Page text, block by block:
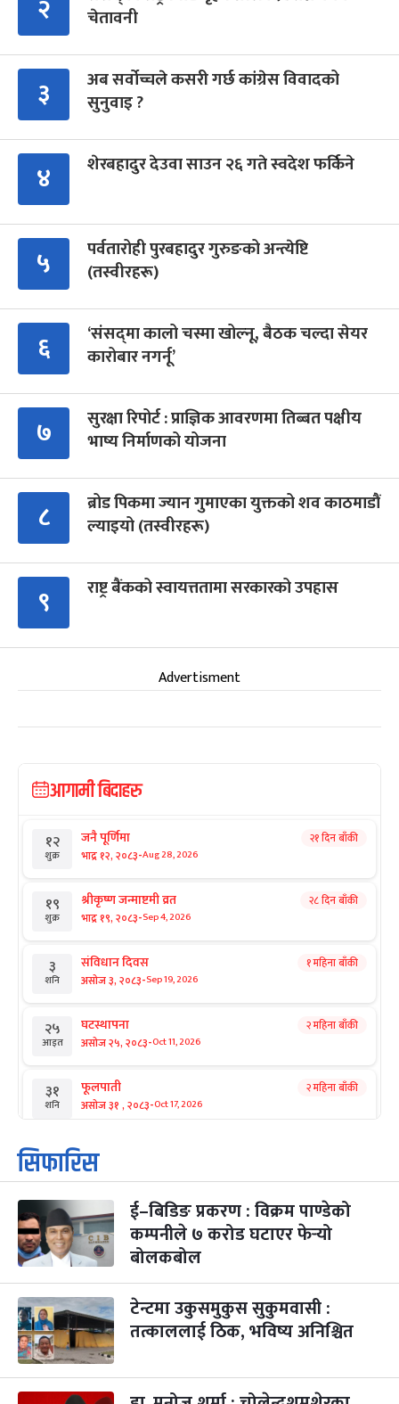
२
चेतावनी
३
अब सर्वोच्चले कसरी गर्छ कांग्रेस विवादको
सुनुवाइ ?
४ शेरबहादुर देउवा साउन २६ गते स्वदेश फर्किने
५
पर्वतारोही पुरबहादुर गुरुङको अन्त्येष्टि
(तस्वीरहरू)
६
‘संसद्‍मा कालो चस्मा खोल्नू, बैठक चल्दा सेयर
कारोबार नगर्नू’
७
सुरक्षा रिपोर्ट : प्राज्ञिक आवरणमा तिब्बत पक्षीय
भाष्य निर्माणको योजना
८
ब्रोड पिकमा ज्यान गुमाएका युक्तको शव काठमाडौं
ल्याइयो (तस्वीरहरू)
९ राष्ट्र बैंकको स्वायत्ततामा सरकारको उपहास
Advertisment
आगामी बिदाहरु
१२
शुक्र
जनै पूर्णिमा
भाद्र १२, २०८३-Aug 28, 2026
२१ दिन बाँकी
१९
शुक्र
श्रीकृष्ण जन्माष्टमी व्रत
भाद्र १९, २०८३-Sep 4, 2026
२८ दिन बाँकी
३
शनि
संविधान दिवस
असोज ३, २०८३-Sep 19, 2026
१ महिना बाँकी
२५
आइत
घटस्थापना
असोज २५, २०८३-Oct 11, 2026
२ महिना बाँकी
३१
शनि
फूलपाती
असोज ३१ , २०८३-Oct 17, 2026
२ महिना बाँकी
१
आइत
कार्तिक सङ्क्रान्ति
कार्तिक १, २०८३
३
मंगल
महानवमी
कार्तिक ३, २०८३-Oct 20, 2026
२ महिना बाँकी
४
५
बिहि
पापा‌ङ्कुशा एकादशी व्रत
कार्तिक ५, २०८३
२ महिना बाँकी
कुकुर तिहार ३ महिना बाँकी
सिफारिस
ई–बिडिङ प्रकरण : विक्रम पाण्डेको
कम्पनीले ७ करोड घटाएर फेर्‍यो
बोलकबोल
टेन्टमा उकुसमुकुस सुकुमवासी :
तत्काललाई ठिक, भविष्य अनिश्चित